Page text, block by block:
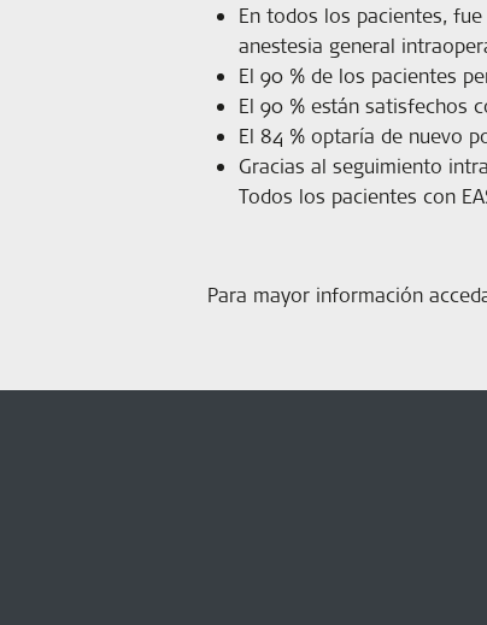
En todos los pacientes,
anestesia general
El 90 % de los pacientes
El 90 % están satisfechos
El 84 % optaría de nuevo
Gracias al seguimiento
Todos los pacientes con
Para mayor información